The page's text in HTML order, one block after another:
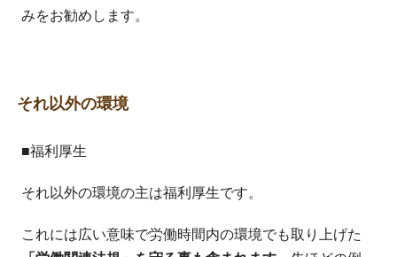
みをお勧めします。
それ以外の環境
■福利厚生
それ以外の環境の主は福利厚生です。
これには広い意味で労働時間内の環境でも取り上げた